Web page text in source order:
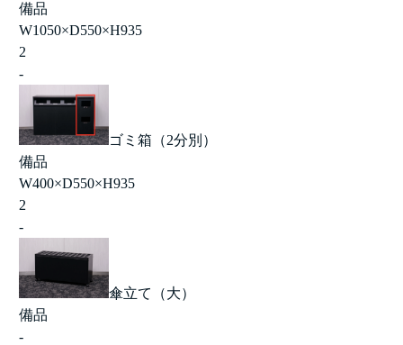
備品
W1050×D550×H935
2
-
ゴミ箱（2分別）
備品
W400×D550×H935
2
-
傘立て（大）
備品
-